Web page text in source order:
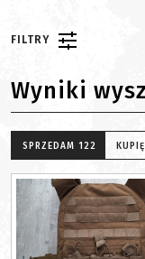
FILTRY
Wyniki
SPRZEDAM 122 KUPIĘ